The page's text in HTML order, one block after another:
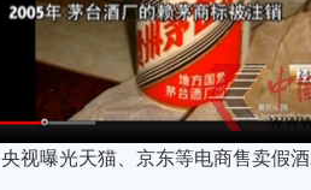
央视曝光天猫、京东等电商售卖假